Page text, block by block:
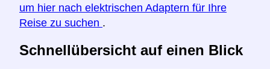
um hier nach elektrischen Adaptern für Ihre
Reise zu suchen .
Schnellübersicht auf einen Blick